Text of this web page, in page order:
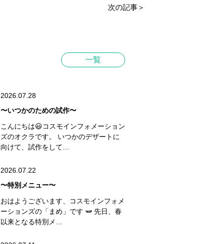
次の記事＞
一覧
2026.07.28
〜いつかのための試作〜
こんにちは😃コスモインフォメーション
ズのオクラです。 いつかのデザートに
向けて、試作をして…
2026.07.22
〜特別メニュー〜
おはようございます、コスモインフォメ
ーションズの「まめ」です 🫛 先日、春
以来となる特別メ…